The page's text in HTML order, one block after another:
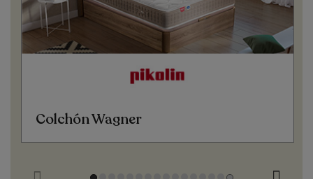
Colchón Wagner